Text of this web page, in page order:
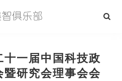
十一届中国科技政
研究会理事会会